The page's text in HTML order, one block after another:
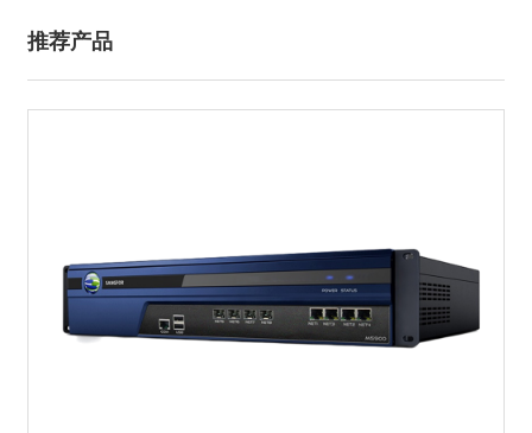
推荐产品